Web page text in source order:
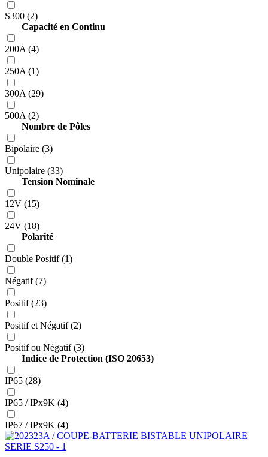
S300 (2)
Capacité en Continu
200A (4)
250A (1)
300A (29)
500A (2)
Nombre de Pôles
Bipolaire (3)
Unipolaire (33)
Tension Nominale
12V (15)
24V (18)
Polarité
Double Positif (1)
Négatif (7)
Positif (23)
Positif et Négatif (2)
Positif ou Négatif (3)
Indice de Protection (ISO 20653)
IP65 (28)
IP65 / IPx9K (4)
IP67 / IPx9K (4)